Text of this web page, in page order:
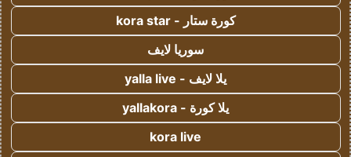
كورة ستار - kora star
سوريا لايف
يلا لايف - yalla live
يلا كورة - yallakora
kora live